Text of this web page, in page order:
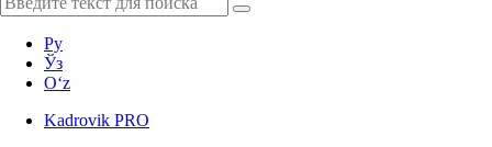
Ру
Ўз
Oʻz
Kadrovik PRO